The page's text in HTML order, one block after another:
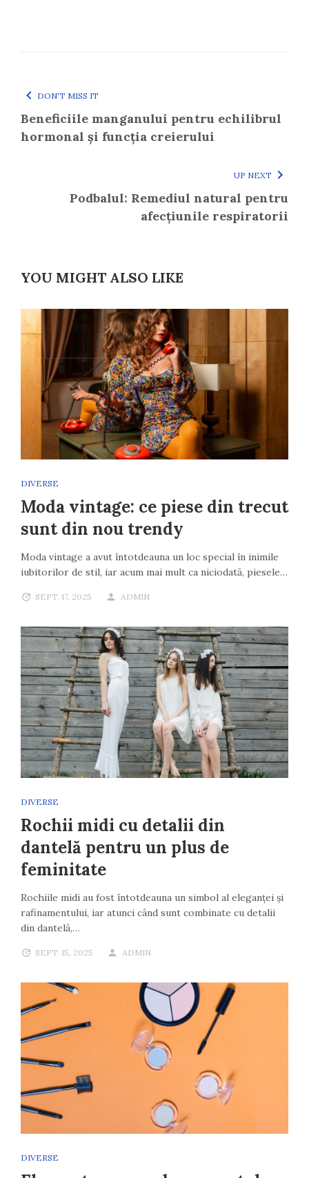
DON'T MISS IT
Beneficiile manganului pentru echilibrul
hormonal și funcția creierului
UP NEXT
Podbalul: Remediul natural pentru
afecțiunile respiratorii
YOU MIGHT ALSO LIKE
DIVERSE
Moda vintage: ce piese din trecut
sunt din nou trendy
Moda vintage a avut întotdeauna un loc special în inimile
iubitorilor de stil, iar acum mai mult ca niciodată, piesele…
SEPT. 17, 2025 ADMIN
DIVERSE
Rochii midi cu detalii din
dantelă pentru un plus de
feminitate
Rochiile midi au fost întotdeauna un simbol al eleganței și
rafinamentului, iar atunci când sunt combinate cu detalii
din dantelă,…
SEPT. 15, 2025 ADMIN
DIVERSE